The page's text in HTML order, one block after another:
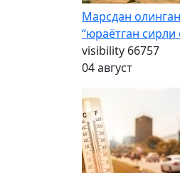
Марсдан
“юраётган
visibility 66757
04 август